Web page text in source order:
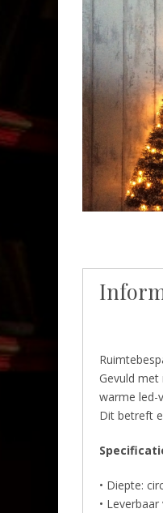
Gevuld
warme led-
Dit betreft
• Diepte:
•